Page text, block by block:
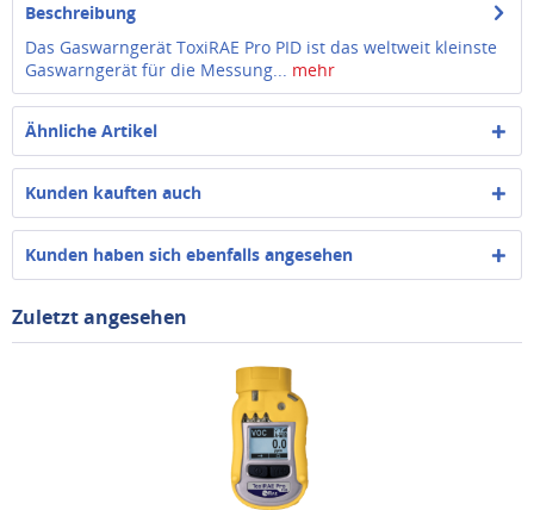
Beschreibung
Das Gaswarngerät ToxiRAE Pro PID ist das weltweit kleinste
Gaswarngerät für die Messung... mehr
Ähnliche Artikel
Kunden kauften auch
Kunden haben sich ebenfalls angesehen
Zuletzt angesehen